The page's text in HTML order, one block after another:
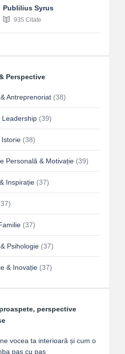
Publilius Syrus
935 Citate
Perspective
Antreprenoriat (38)
Leadership (39)
Istorie (38)
Personală & Motivație (39)
Inspirație (37)
(37)
Psihologie (37)
& Inovație (37)
perspective
vocea ta interioară și cum o
pas cu pas